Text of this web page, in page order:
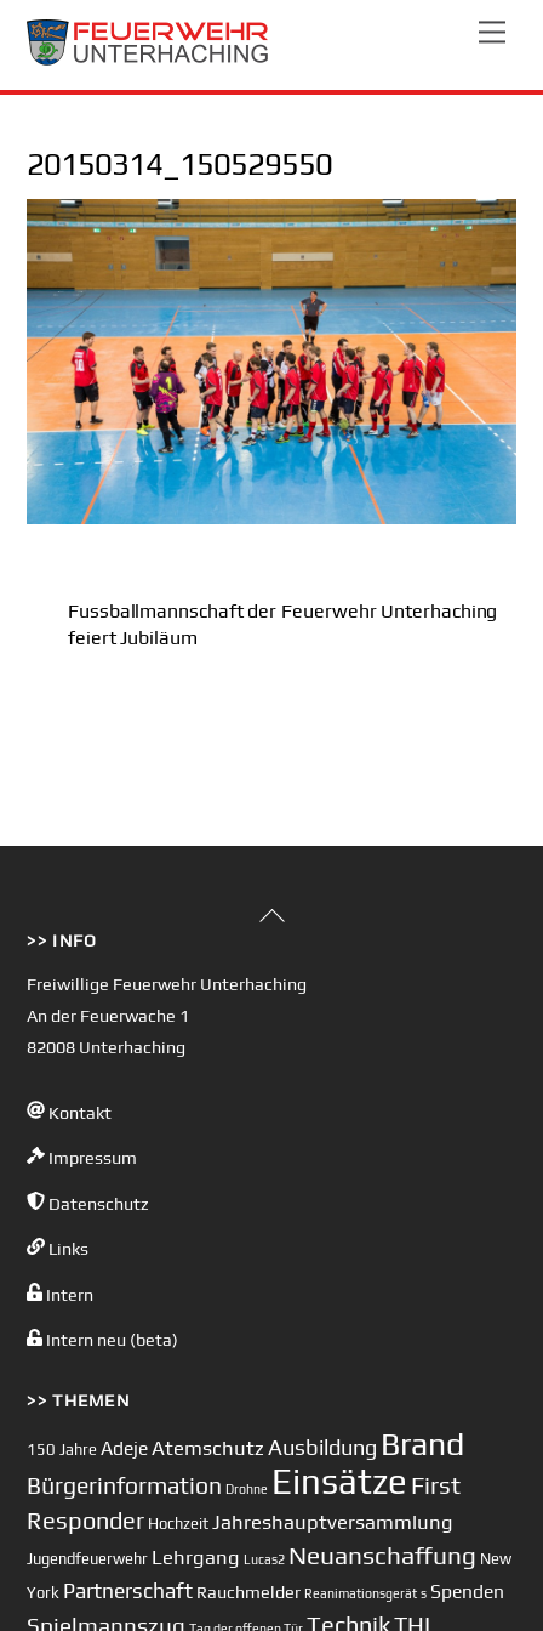
Skip
20150314_150529550
Fussballmannschaft der Feuerwehr Unterhaching
feiert Jubiläum
Back
>> INFO
Freiwillige Feuerwehr Unterhaching
An der Feuerwache 1
82008 Unterhaching
Kontakt
Impressum
Datenschutz
Links
Intern
Intern neu (beta)
>> THEMEN
150 Jahre AdejeAtemschutz Ausbildung Brand
Bürgerinformation Drohne Einsätze First
Responder Hochzeit Jahreshauptversammlung
Jugendfeuerwehr Lehrgang Lucas2 Neuanschaffung New
York Partnerschaft Rauchmelder Reanimationsgerät s Spenden
Spielmannszug TechnikTHL